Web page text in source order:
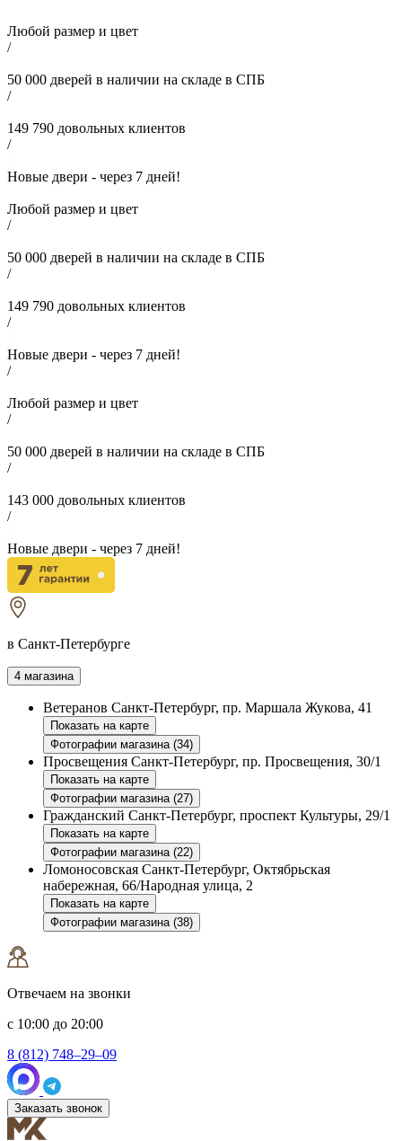
Любой размер и цвет
/
50 000 дверей в наличии на складе в СПБ
/
149 790 довольных клиентов
/
Новые двери - через 7 дней!
Любой размер и цвет
/
50 000 дверей в наличии на складе в СПБ
/
149 790 довольных клиентов
/
Новые двери - через 7 дней!
/
Любой размер и цвет
/
50 000 дверей в наличии на складе в СПБ
/
143 000 довольных клиентов
/
Новые двери - через 7 дней!
в Санкт-Петербурге
4 магазина
Ветеранов Санкт-Петербург, пр. Маршала Жукова, 41
Показать на карте
Фотографии магазина (34)
Просвещения Санкт-Петербург, пр. Просвещения, 30/1
Показать на карте
Фотографии магазина (27)
Гражданский Санкт-Петербург, проспект Культуры, 29/1
Показать на карте
Фотографии магазина (22)
Ломоносовская Санкт-Петербург, Октябрьская
набережная, 66/Народная улица, 2
Показать на карте
Фотографии магазина (38)
Отвечаем на звонки
с 10:00 до 20:00
8 (812) 748–29–09
Заказать звонок